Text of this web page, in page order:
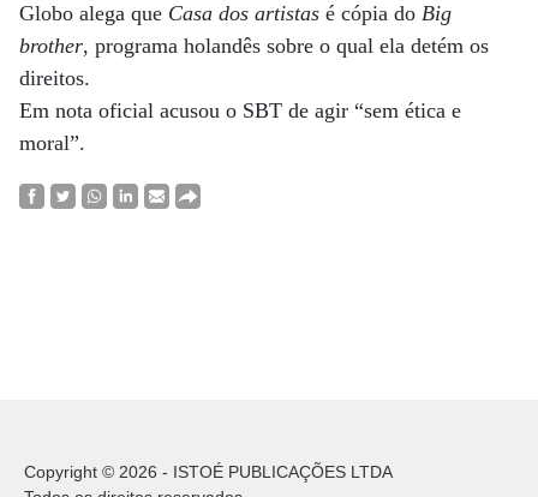
Globo alega que Casa dos artistas é cópia do Big
brother, programa holandês sobre o qual ela detém os
direitos.
Em nota oficial acusou o SBT de agir “sem ética e
moral”.
Copyright © 2026 - ISTOÉ PUBLICAÇÕES LTDA